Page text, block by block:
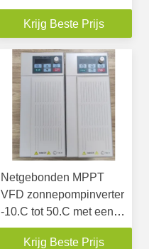
Zonne-pompomvormer
Krijg Beste Prijs
Netgebonden MPPT
VFD zonnepompinverter
-10.C tot 50.C met een
vermogen van 0,75-
500kwKrijg Beste Prijs